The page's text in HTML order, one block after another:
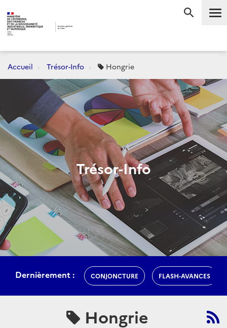
Accueil Trésor-Info Hongrie
Trésor-Info
Dernièrement : CONJONCTURE FLASH-AVANCES
Hongrie